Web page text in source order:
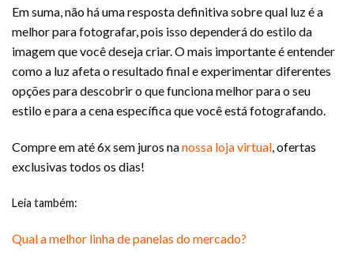
Em suma, não há uma resposta definitiva sobre qual luz é a
melhor para fotografar, pois isso dependerá do estilo da
imagem que você deseja criar. O mais importante é entender
como a luz afeta o resultado final e experimentar diferentes
opções para descobrir o que funciona melhor para o seu
estilo e para a cena específica que você está fotografando.
Compre em até 6x sem juros nanossa loja virtual , ofertas
exclusivas todos os dias!
Leia também:
Qual a melhor linha de panelas do mercado?